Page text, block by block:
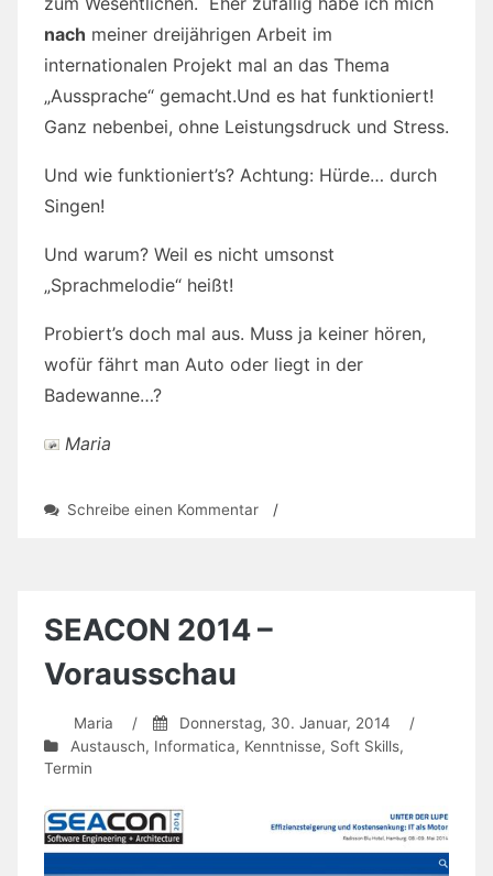
nach meiner dreijährigen Arbeit im
internationalen Projekt mal an das Thema
„Aussprache“ gemacht.Und es hat funktioniert!
Ganz nebenbei, ohne Leistungsdruck und Stress.
Und wie funktioniert’s? Achtung: Hürde… durch
Singen!
Und warum? Weil es nicht umsonst
„Sprachmelodie“ heißt!
Probiert’s doch mal aus. Muss ja keiner hören,
wofür fährt man Auto oder liegt in der
Badewanne…?
Maria
Schreibe einen Kommentarzu /
SEACON 2014 –
Vorausschau
Maria / Donnerstag, 30. Januar, 2014
/
Austausch, Informatica, Kenntnisse, Soft Skills,
Termin